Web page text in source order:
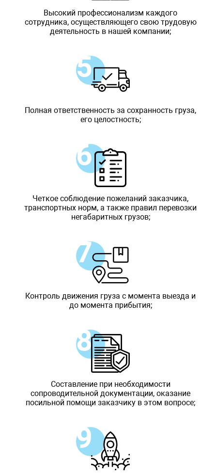
Высокий профессионализм каждого
сотрудника, осуществляющего свою трудовую
деятельность в нашей компании;
Полная ответственность за сохранность груза,
его целостность;
Четкое соблюдение пожеланий заказчика,
транспортных норм, а также правил перевозки
негабаритных грузов;
Контроль движения груза с момента выезда и
до момента прибытия;
Составление при необходимости
сопроводительной документации, оказание
посильной помощи заказчику в этом вопросе;